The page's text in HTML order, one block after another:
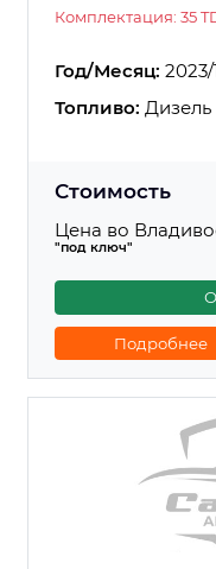
Комплектация: 35
Год/Месяц: 2023/
Топливо: Дизель
Стоимость
Цена во
"под ключ"
Подробнее